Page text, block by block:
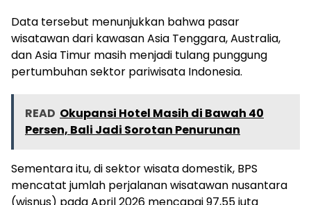
Data tersebut menunjukkan bahwa pasar
wisatawan dari kawasan Asia Tenggara, Australia,
dan Asia Timur masih menjadi tulang punggung
pertumbuhan sektor pariwisata Indonesia.
READ Okupansi Hotel Masih di Bawah 40
Persen, Bali Jadi Sorotan Penurunan
Sementara itu, di sektor wisata domestik, BPS
mencatat jumlah perjalanan wisatawan nusantara
(wisnus) pada April 2026 mencapai 97,55 juta